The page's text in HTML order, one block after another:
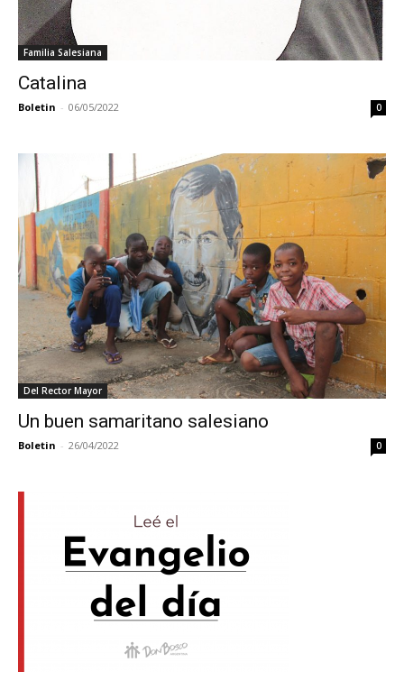
Familia Salesiana
Catalina
Boletin - 06/05/2022 0
Del Rector Mayor
Un buen samaritano salesiano
Boletin - 26/04/2022 0